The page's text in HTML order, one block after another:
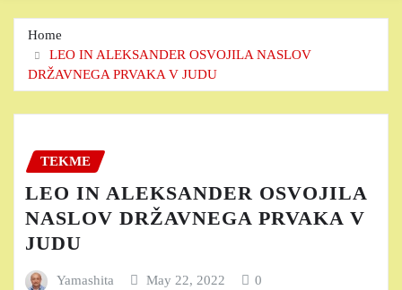
Home
LEO IN ALEKSANDER OSVOJILA NASLOV
DRŽAVNEGA PRVAKA V JUDU
TEKME
LEO IN ALEKSANDER OSVOJILA
NASLOV DRŽAVNEGA PRVAKA V
JUDU
Yamashita May 22, 2022 0